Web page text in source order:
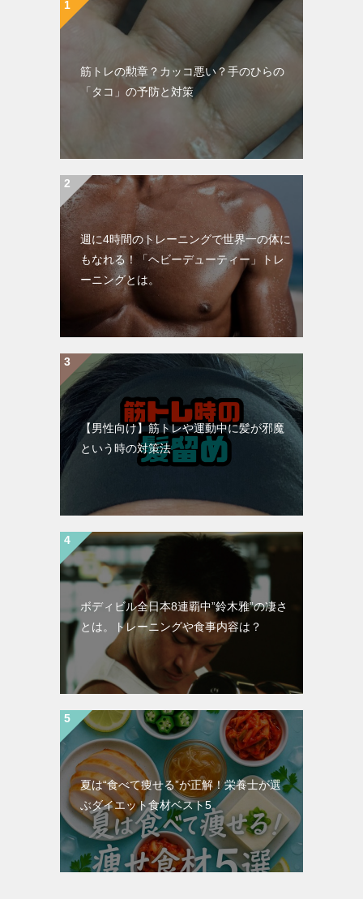
筋トレの勲章？カッコ悪い？手のひらの
「タコ」の予防と対策
週に4時間のトレーニングで世界一の体に
もなれる！「ヘビーデューティー」トレ
ーニングとは。
【男性向け】筋トレや運動中に髪が邪魔
という時の対策法
ボディビル全日本8連覇中”鈴木雅”の凄さ
とは。トレーニングや食事内容は？
夏は“食べて痩せる”が正解！栄養士が選
ぶダイエット食材ベスト5